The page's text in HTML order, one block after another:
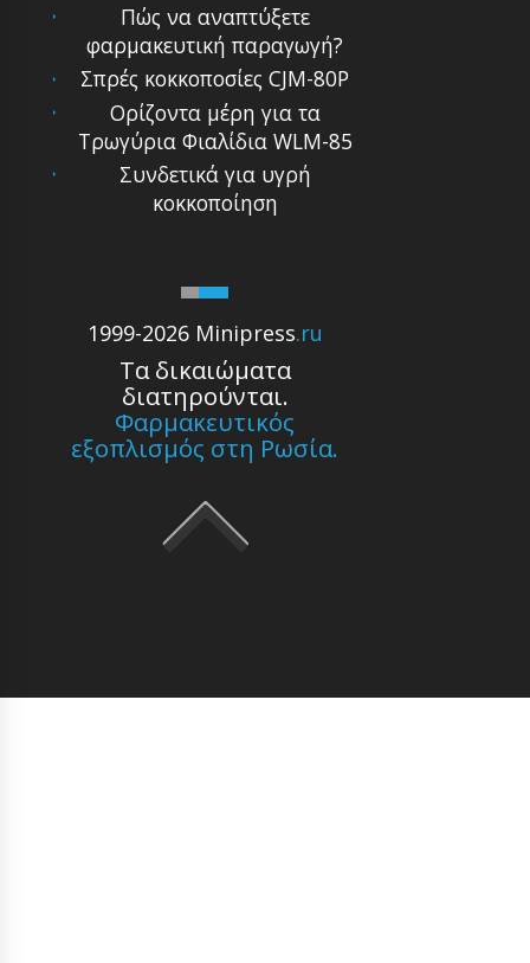
1999-2026 Minipress.ru
Τα δικαιώματα
διατηρούνται.
Φαρμακευτικός
εξοπλισμός στη Ρωσία.
Πώς να αναπτύξετε
φαρμακευτική παραγωγή?
Σπρές κοκκοποσίες CJM-80P
Ορίζοντα μέρη για τα
Τρωγύρια Φιαλίδια WLM-85
Συνδετικά για υγρή
κοκκοποίηση